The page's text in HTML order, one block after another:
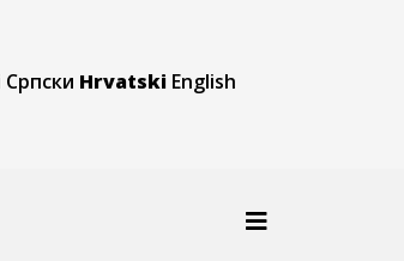
Српски Hrvatski English